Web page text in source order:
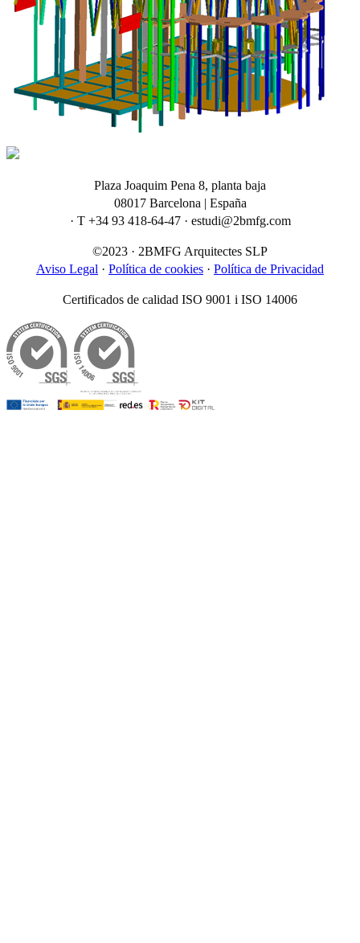
Plaza Joaquim Pena 8, planta baja
08017 Barcelona | España
· T +34 93 418-64-47 · estudi@2bmfg.com
©2023 · 2BMFG Arquitectes SLP
Aviso Legal · Política de cookies · Política de Privacidad
Certificados de calidad ISO 9001 i ISO 14006